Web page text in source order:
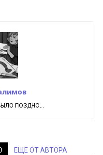
ПОЗДНО...
ЕЩЕ ОТ АВТОРА